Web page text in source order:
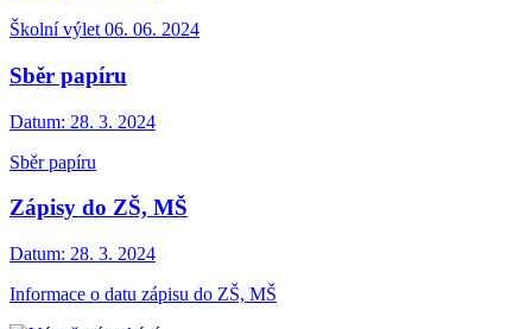
Školní výlet 06. 06. 2024
Sběr papíru
Datum: 28. 3. 2024
Sběr papíru
Zápisy do ZŠ, MŠ
Datum: 28. 3. 2024
Informace o datu zápisu do ZŠ, MŠ